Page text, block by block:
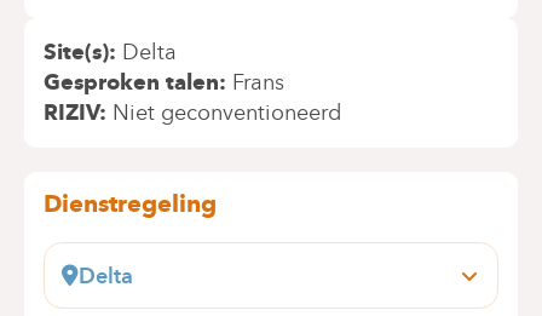
Site(s) Delta
Gesproken talen Frans
RIZIV Niet geconventioneerd
Dienstregeling
Delta
Boulevard du Triomphe, 201